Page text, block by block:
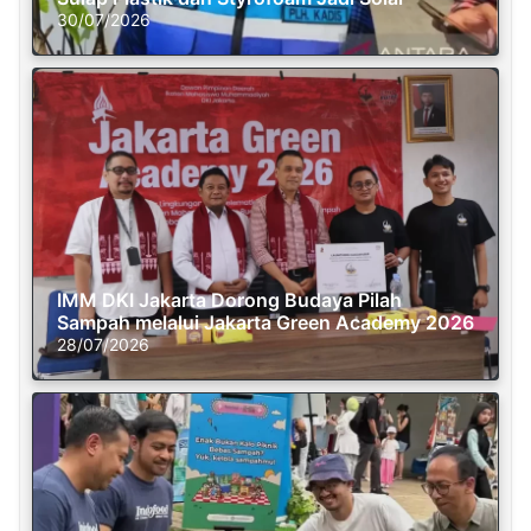
30/07/2026
IMM DKI Jakarta Dorong Budaya Pilah
Sampah melalui Jakarta Green Academy 2026
28/07/2026